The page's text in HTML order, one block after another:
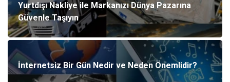
Yurtdışı Nakliye ile Markanızı Dünya Pazarına
Güvenle Taşıyın
İnternetsiz Bir Gün Nedir ve Neden Önemlidir?